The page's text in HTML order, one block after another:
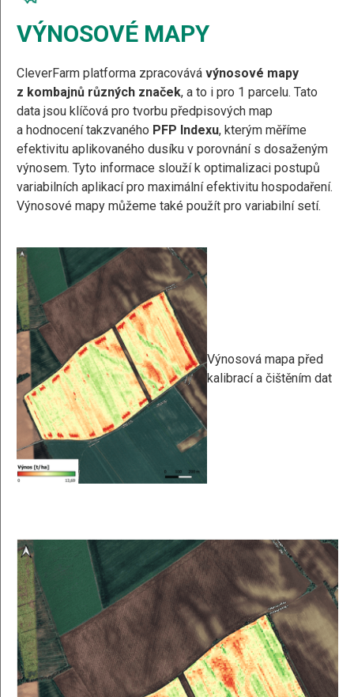
VÝNOSOVÉ MAPY
CleverFarm platforma zpracovává výnosové mapy
z kombajnů různých značek, a to i pro 1 parcelu. Tato
data jsou klíčová pro tvorbu předpisových map
a hodnocení takzvaného PFP Indexu, kterým měříme
efektivitu aplikovaného dusíku v porovnání s dosaženým
výnosem. Tyto informace slouží k optimalizaci postupů
variabilních aplikací pro maximální efektivitu hospodaření.
Výnosové mapy můžeme také použít pro variabilní setí.
Výnosová mapa před
kalibrací a čištěním dat